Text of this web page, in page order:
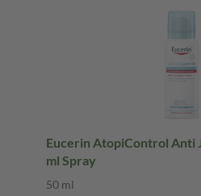
Eucerin AtopiControl Anti
ml Spray
50 ml